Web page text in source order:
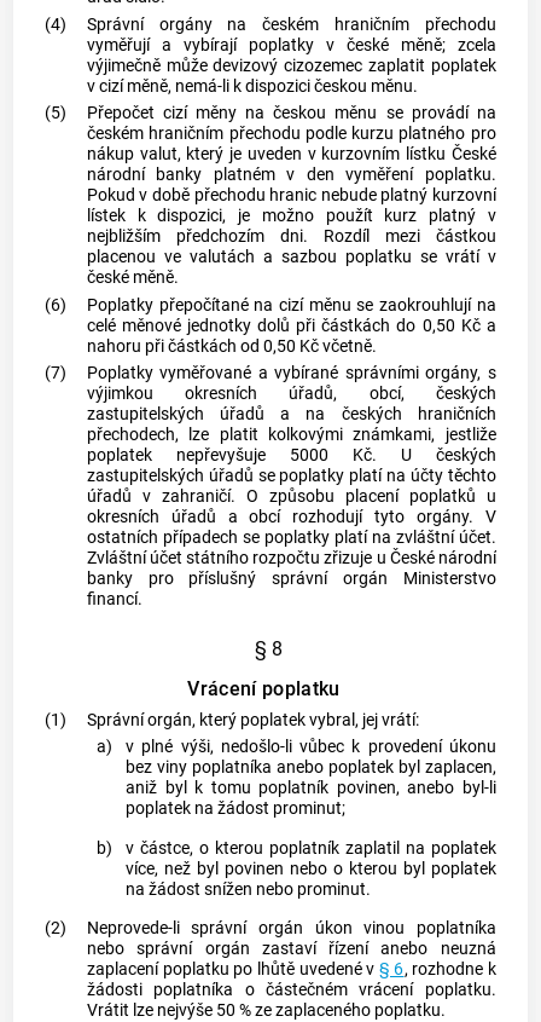
(4)
Správní orgány na českém hraničním přechodu
vyměřují a vybírají poplatky v české měně; zcela
výjimečně může devizový cizozemec zaplatit poplatek
v cizí měně, nemá-li k dispozici českou měnu.
(5)
Přepočet cizí měny na českou měnu se provádí na
českém hraničním přechodu podle kurzu platného pro
nákup valut, který je uveden v kurzovním lístku České
národní banky platném v den vyměření poplatku.
Pokud v době přechodu hranic nebude platný kurzovní
lístek k dispozici, je možno použít kurz platný v
nejbližším předchozím dni. Rozdíl mezi částkou
placenou ve valutách a sazbou poplatku se vrátí v
české měně.
(6)
Poplatky přepočítané na cizí měnu se zaokrouhlují na
celé měnové jednotky dolů při částkách do 0,50 Kč a
nahoru při částkách od 0,50 Kč včetně.
(7)
Poplatky vyměřované a vybírané správními orgány, s
výjimkou okresních úřadů, obcí, českých
zastupitelských úřadů a na českých hraničních
přechodech, lze platit kolkovými známkami, jestliže
poplatek nepřevyšuje 5000 Kč. U českých
zastupitelských úřadů se poplatky platí na účty těchto
úřadů v zahraničí. O způsobu placení poplatků u
okresních úřadů a obcí rozhodují tyto orgány. V
ostatních případech se poplatky platí na zvláštní účet.
Zvláštní účet státního rozpočtu zřizuje u České národní
banky pro příslušný správní orgán Ministerstvo
financí.
§ 8
Vrácení poplatku
(1)
Správní orgán, který poplatek vybral, jej vrátí:
a)
v plné výši, nedošlo-li vůbec k provedení úkonu
bez viny poplatníka anebo poplatek byl zaplacen,
aniž byl k tomu poplatník povinen, anebo byl-li
poplatek na žádost prominut;
b)
v částce, o kterou poplatník zaplatil na poplatek
více, než byl povinen nebo o kterou byl poplatek
na žádost snížen nebo prominut.
(2)
Neprovede-li správní orgán úkon vinou poplatníka
nebo správní orgán zastaví řízení anebo neuzná
zaplacení poplatku po lhůtě uvedené v § 6, rozhodne k
žádosti poplatníka o částečném vrácení poplatku.
Vrátit lze nejvýše 50 % ze zaplaceného poplatku.